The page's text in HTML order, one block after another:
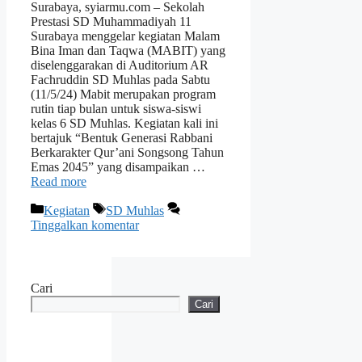
Surabaya, syiarmu.com – Sekolah
Prestasi SD Muhammadiyah 11
Surabaya menggelar kegiatan Malam
Bina Iman dan Taqwa (MABIT) yang
diselenggarakan di Auditorium AR
Fachruddin SD Muhlas pada Sabtu
(11/5/24) Mabit merupakan program
rutin tiap bulan untuk siswa-siswi
kelas 6 SD Muhlas. Kegiatan kali ini
bertajuk “Bentuk Generasi Rabbani
Berkarakter Qur’ani Songsong Tahun
Emas 2045” yang disampaikan …
Read more
Kategori
Kegiatan Tag
SD Muhlas
Tinggalkan komentar
Cari
Cari